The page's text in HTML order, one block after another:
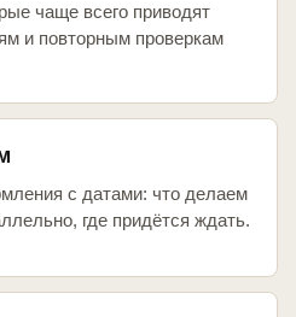
чаще всего приводят
и повторным проверкам
с датами: что делаем
где придётся ждать.